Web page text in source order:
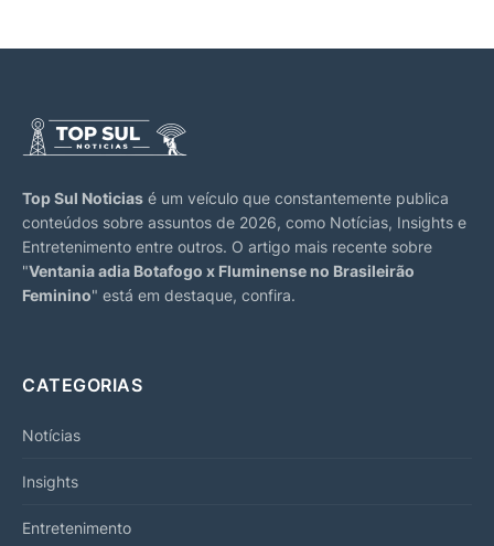
Top Sul Noticias é um veículo que constantemente publica
conteúdos sobre assuntos de 2026, como Notícias, Insights e
Entretenimento entre outros. O artigo mais recente sobre
"Ventania adia Botafogo x Fluminense no Brasileirão
Feminino" está em destaque, confira.
CATEGORIAS
Notícias
Insights
Entretenimento